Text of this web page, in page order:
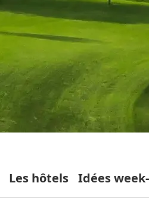
Les hôtels Idées